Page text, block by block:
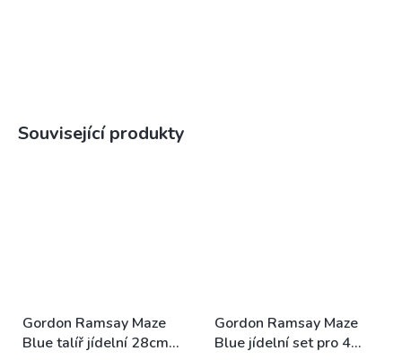
Související produkty
Gordon Ramsay Maze
Blue talíř jídelní 28cm
Gordon Ramsay Maze
Blue jídelní set pro 4